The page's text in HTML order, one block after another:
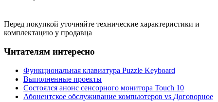
Перед покупкой уточняйте технические характеристики и
комплектацию у продавца
Читателям интересно
Функциональная клавиатура Puzzle Keyboard
Выполненные проекты
Состоялся анонс сенсорного монитора Touch 10
Абонентское обслуживание компьютеров vs Договорное